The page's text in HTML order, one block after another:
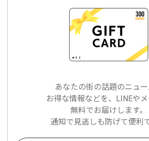
あなたの街の話題のニュー
お得な情報などを、LINEや
無料でお届けします。
通知で見逃しも防げて便利